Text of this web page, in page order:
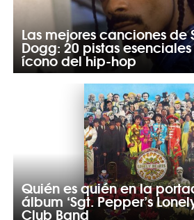
Las mejores canciones de
Dogg: 20 pistas
ícono del hip-hop
Quién es quién en la
álbum ‘Sgt. Pepper’s
Club Band